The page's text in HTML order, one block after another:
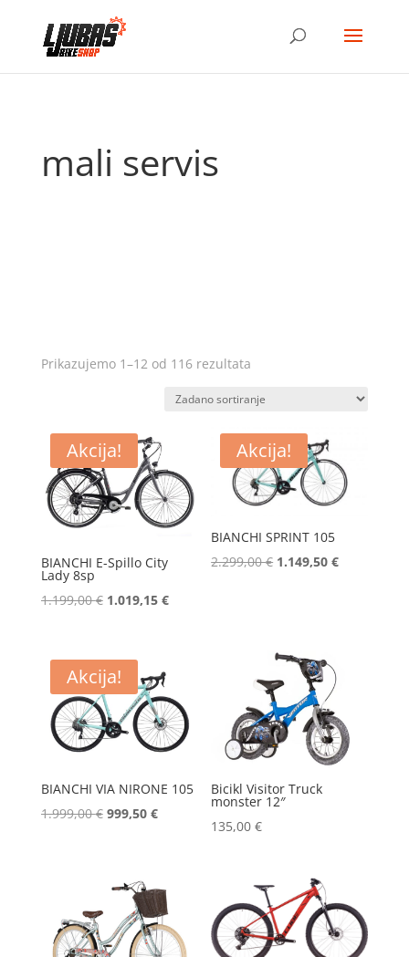
mali servis
Prikazujemo 1–12 od 116 rezultata
Akcija!
BIANCHI E-Spillo City
Lady 8sp
1.199,00€ Izvorna
je:
1.199,00 €.
1.019,15 €Trenutna
Akcija!
BIANCHI SPRINT 105
2.299,00€ Izvorna
2.299,00 €.
1.149,50€Trenutna
Akcija!
BIANCHI VIA NIRONE 105
1.999,00€ Izvorna
je:
1.999,00 €.
999,50 €Trenutna
Bicikl Visitor Truck
monster 12″
135,00€